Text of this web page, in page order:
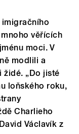
imigračního
věřících
moci. V
modlili a
židé. „Do jisté
loňského roku,
Charlieho
Václavík z